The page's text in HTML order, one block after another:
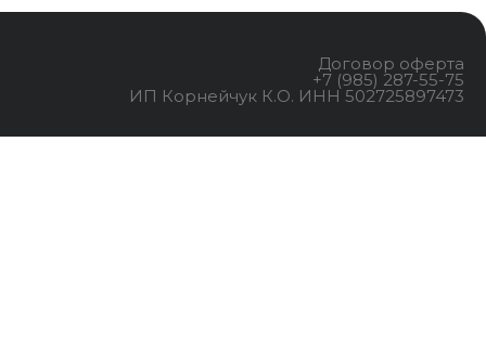
Договор оферта
+7 (985) 287-55-75
ИП Корнейчук К.О. ИНН 502725897473